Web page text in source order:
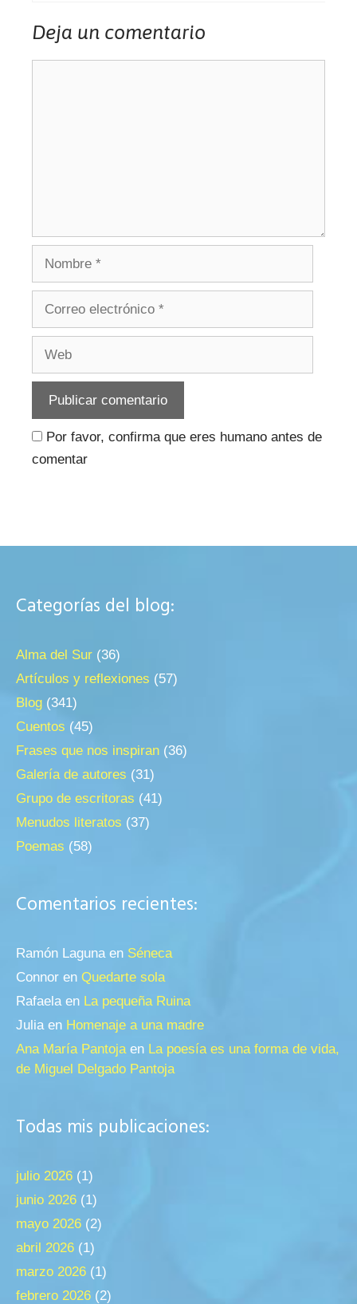
Deja un comentario
Por favor, confirma que eres humano antes de
comentar
Categorías del blog:
Alma del Sur (36)
Artículos y reflexiones (57)
Blog (341)
Cuentos (45)
Frases que nos inspiran (36)
Galería de autores (31)
Grupo de escritoras (41)
Menudos literatos (37)
Poemas (58)
Comentarios recientes:
Ramón Laguna en Séneca
Connor en Quedarte sola
Rafaela en La pequeña Ruina
Julia en Homenaje a una madre
Ana María Pantoja en La poesía es una forma de vida,
de Miguel Delgado Pantoja
Todas mis publicaciones:
julio 2026 (1)
junio 2026 (1)
mayo 2026 (2)
abril 2026 (1)
marzo 2026 (1)
febrero 2026 (2)